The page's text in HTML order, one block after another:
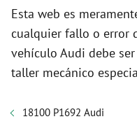
Esta web es
cualquier fallo o error
vehículo Audi debe
taller mecánico
18100 P1692 Audi